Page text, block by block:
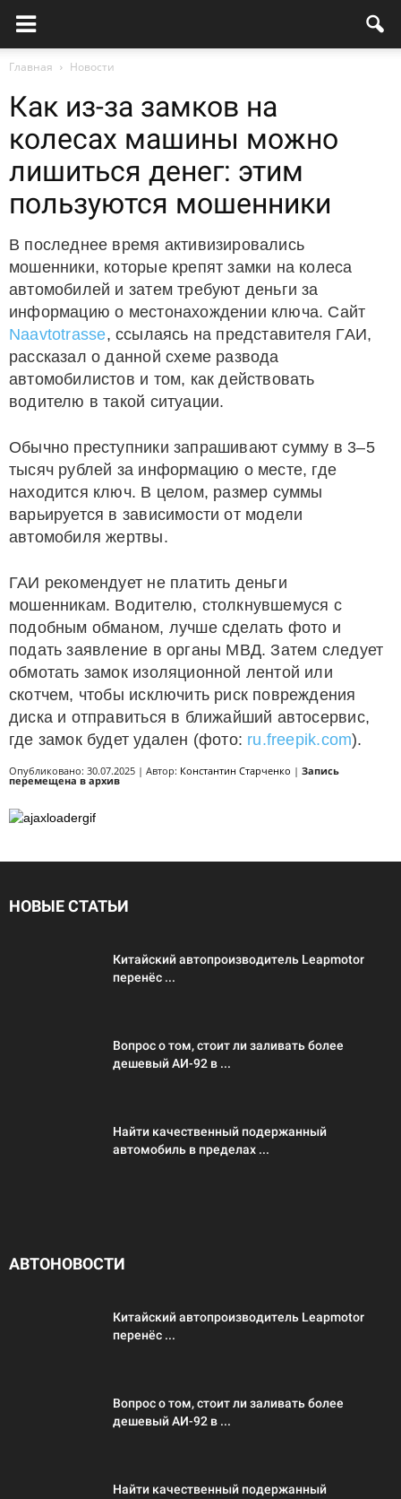
Главная Новости
Как из-за замков на
колесах машины можно
лишиться денег: этим
пользуются мошенники
В последнее время активизировались
мошенники, которые крепят замки на колеса
автомобилей и затем требуют деньги за
информацию о местонахождении ключа. Сайт
Naavtotrasse, ссылаясь на представителя ГАИ,
рассказал о данной схеме развода
автомобилистов и том, как действовать
водителю в такой ситуации.
Обычно преступники запрашивают сумму в 3–5
тысяч рублей за информацию о месте, где
находится ключ. В целом, размер суммы
варьируется в зависимости от модели
автомобиля жертвы.
ГАИ рекомендует не платить деньги
мошенникам. Водителю, столкнувшемуся с
подобным обманом, лучше сделать фото и
подать заявление в органы МВД. Затем следует
обмотать замок изоляционной лентой или
скотчем, чтобы исключить риск повреждения
диска и отправиться в ближайший автосервис,
где замок будет удален (фото: ru.freepik.com).
Опубликовано: 30.07.2025 | Автор: Константин Старченко | Запись
перемещена в архив
НОВЫЕ СТАТЬИ
Китайский автопроизводитель Leapmotor
перенёс ...
Вопрос о том, стоит ли заливать более
дешевый АИ-92 в ...
Найти качественный подержанный
автомобиль в пределах ...
АВТОНОВОСТИ
Китайский автопроизводитель Leapmotor
перенёс ...
Вопрос о том, стоит ли заливать более
дешевый АИ-92 в ...
Найти качественный подержанный